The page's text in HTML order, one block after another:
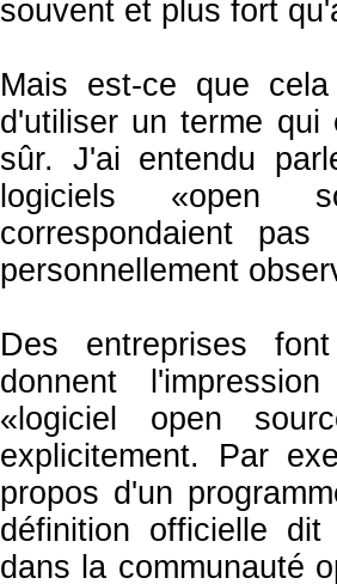
souvent et plus fort
Mais est-ce que
d'utiliser un terme
sûr. J'ai entendu
logiciels «open
correspondaient
personnellement
Des entreprises
donnent
«logiciel open
explicitement. Par
propos d'un
définition officielle
dans la communauté